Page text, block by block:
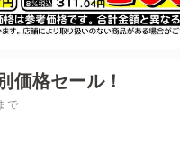
格セール！
で